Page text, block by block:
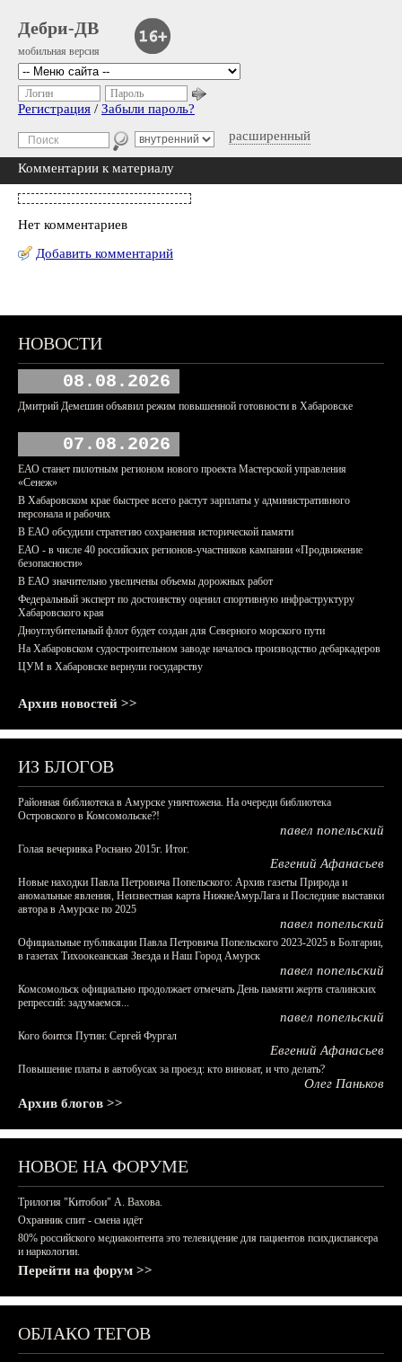
Дебри-ДВ
мобильная версия
расширенный
Логин Пароль
Регистрация / Забыли пароль?
Комментарии к материалу
Нет комментариев
Добавить комментарий
НОВОСТИ
08.08.2026
Дмитрий Демешин объявил режим повышенной готовности в Хабаровске
07.08.2026
ЕАО станет пилотным регионом нового проекта Мастерской управления
«Сенеж»
В Хабаровском крае быстрее всего растут зарплаты у административного
персонала и рабочих
В ЕАО обсудили стратегию сохранения исторической памяти
ЕАО - в числе 40 российских регионов-участников кампании «Продвижение
безопасности»
В ЕАО значительно увеличены объемы дорожных работ
Федеральный эксперт по достоинству оценил спортивную инфраструктуру
Хабаровского края
Дноуглубительный флот будет создан для Северного морского пути
На Хабаровском судостроительном заводе началось производство дебаркадеров
ЦУМ в Хабаровске вернули государству
Архив новостей >>
ИЗ БЛОГОВ
Районная библиотека в Амурске уничтожена. На очереди библиотека
Островского в Комсомольске?!
павел попельский
Голая вечеринка Роснано 2015г. Итог.
Евгений Афанасьев
Новые находки Павла Петровича Попельского: Архив газеты Природа и
аномальные явления, Неизвестная карта НижнеАмурЛага и Последние выставки
автора в Амурске по 2025
павел попельский
Официальные публикации Павла Петровича Попельского 2023-2025 в Болгарии,
в газетах Тихоокеанская Звезда и Наш Город Амурск
павел попельский
Комсомольск официально продолжает отмечать День памяти жертв сталинских
репрессий: задумаемся...
павел попельский
Кого боится Путин: Сергей Фургал
Евгений Афанасьев
Повышение платы в автобусах за проезд: кто виноват, и что делать?
Олег Паньков
Архив блогов >>
НОВОЕ НА ФОРУМЕ
Трилогия "Китобои" А. Вахова.
Охранник спит - смена идёт
80% российского медиаконтента это телевидение для пациентов психдиспансера
и наркологии.
Перейти на форум >>
ОБЛАКО ТЕГОВ